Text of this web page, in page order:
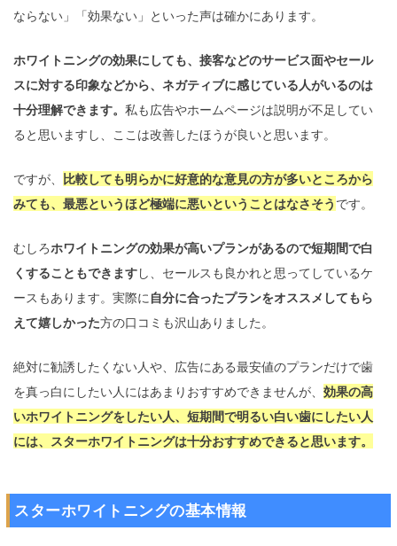
ならない」「効果ない」といった声は確かにあります。
ホワイトニングの効果にしても、接客などのサービス面やセール
スに対する印象などから、ネガティブに感じている人がいるのは
十分理解できます。 私も広告やホームページは説明が不足してい
ると思いますし、ここは改善したほうが良いと思います。
ですが、
比較しても明らかに好意的な意見の方が多いところから
みても、最悪というほど極端に悪いということはなさそう です。
むしろホワイトニングの効果が高いプランがあるので短期間で白
くすることもできますし、セールスも良かれと思ってしているケ
ースもあります。実際に 自分に合ったプランをオススメしてもら
えて嬉しかった方の口コミも沢山ありました。
絶対に勧誘したくない人や、広告にある最安値のプランだけで歯
を真っ白にしたい人にはあまりおすすめできませんが、 効果の高
いホワイトニングをしたい人、短期間で明るい白い歯にしたい人
には、スターホワイトニングは十分おすすめできると思います。
スターホワイトニングの基本情報